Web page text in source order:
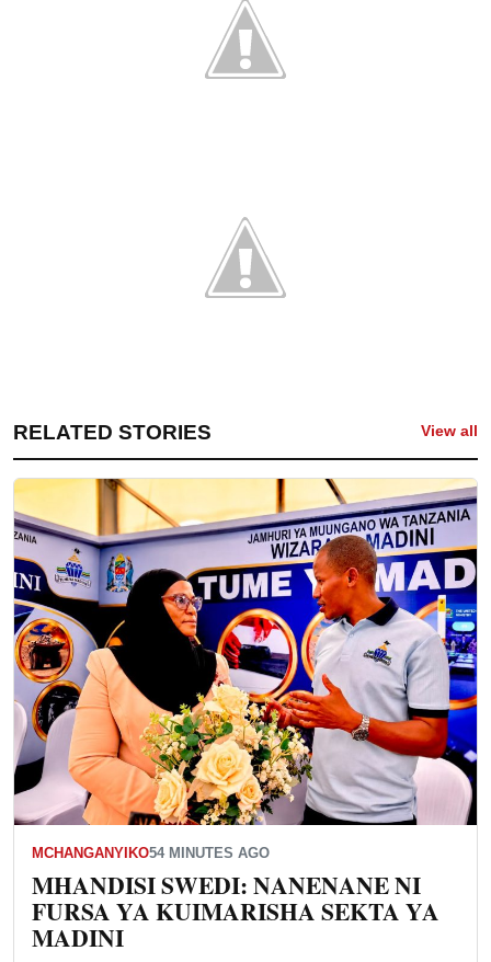
RELATED STORIES View all
MCHANGANYIKO54 MINUTES AGO
MHANDISI SWEDI: NANENANE NI
FURSA YA KUIMARISHA SEKTA YA
MADINI